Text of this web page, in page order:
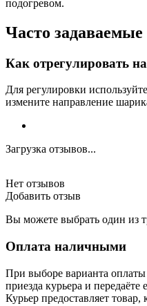
подогревом.
Часто
Как отрегулировать
Для регулировки
измените направление
Загрузка отзывов...
Нет отзывов
Добавить отзыв
Вы можете выбрать один из
Оплата наличными
При выборе варианта
приезда курьера и
Курьер предоставляет